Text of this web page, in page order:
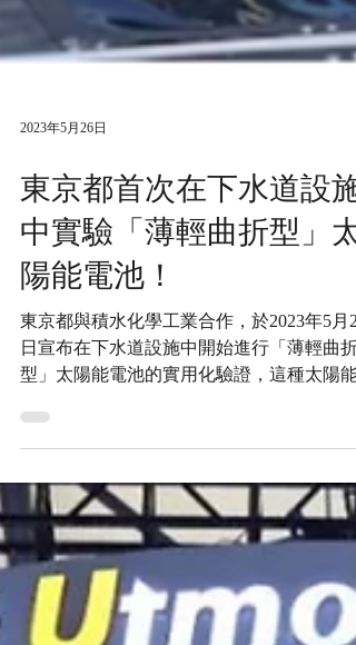
2023年5月26日
東京都首次在下水道設施
中實驗「薄輕曲折型」太
陽能電池！
東京都與積水化學工業合作，於2023年5月
日宣布在下水道設施中開始進行「薄輕曲折
池使用薄膜型「鈣鈦礦」（Perovskite），而
且這是國內首次在下水道設施中進行驗證。
在位於東京都大田區的森ヶ崎水再生中心，
該電池的三種不同尺寸...